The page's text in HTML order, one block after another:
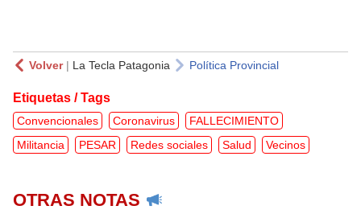
Volver| La Tecla Patagonia Política Provincial
Etiquetas / Tags
Convencionales Coronavirus
FALLECIMIENTO
Militancia
PESAR Redes sociales Salud Vecinos
OTRAS NOTAS